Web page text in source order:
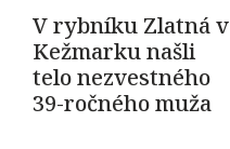
V rybníku Zlatná v
Kežmarku našli
telo nezvestného
39-ročného muža